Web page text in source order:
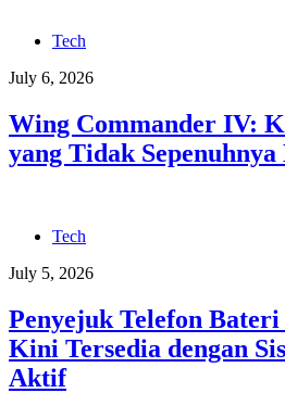
Tech
July 6, 2026
Wing Commander IV:
yang Tidak
Tech
July 5, 2026
Penyejuk Telefon
Kini Tersedia dengan
Aktif